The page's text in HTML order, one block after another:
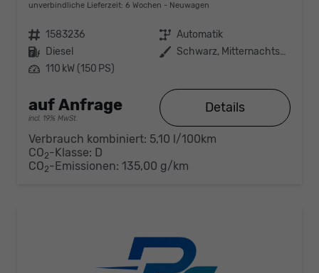
unverbindliche Lieferzeit: 6 Wochen Neuwagen
Fahrzeugnr. 1583236 Getriebe Automatik
Kraftstoff Diesel Außenfarbe
Schwarz, Mitternachtsschwarz (0E)
Leistung 110 kW (150 PS)
auf Anfrage
incl. 19% MwSt.
Details
Verbrauch kombiniert: 5,10 l/100km
CO2-Klasse: D
CO2-Emissionen: 135,00 g/km